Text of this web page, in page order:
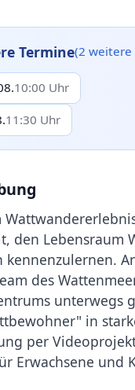
Termine(2 weitere
10:00 Uhr
11:30 Uhr
den Lebensraum
kennenzulernen.
des
unterwegs
in
per
Erwachsene und